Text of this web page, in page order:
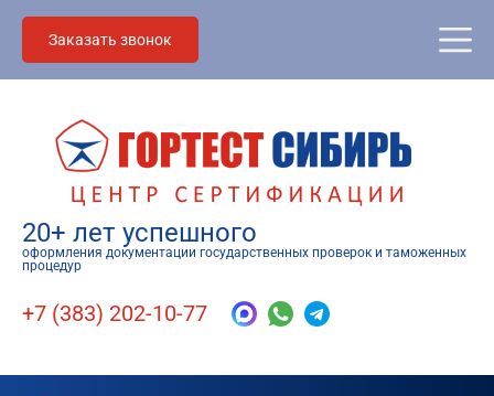
Заказать звонок
20+ лет успешного
оформления документации государственных проверок и таможенных
процедур
+7 (383) 202-10-77